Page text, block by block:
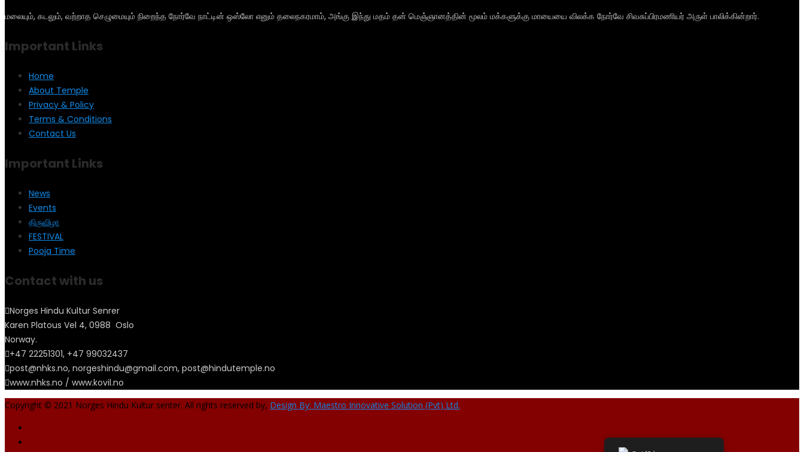
மலையும், கடலும், வற்றாத செழுமையும் நிறைந்த நோர்வே நாட்டின் ஒஸ்லோ எனும் தலைநகரமாம், அங்கு இந்து மதம் தன் மெஞ்ஞானத்தின் மூலம் மக்களுக்கு மாயையை விலக்க நோர்வே சிவசுப்பிரமணியர் அருள் பாலிக்கின்றார்.
Important Links
Home
About Temple
Privacy & Policy
Terms & Conditions
Contact Us
Important Links
News
Events
திருவிழா
FESTIVAL
Pooja Time
Contact with us
Norges Hindu Kultur Senrer
Karen Platous Vel 4, 0988 Oslo
Norway.
+47 22251301, +47 99032437
post@nhks.no, norgeshindu@gmail.com, post@hindutemple.no
www.nhks.no / www.kovil.no
Copyright © 2021 Norges Hindu Kultur senter. All rights reserved by, Design By: Maestro Innovative Solution (Pvt) Ltd.